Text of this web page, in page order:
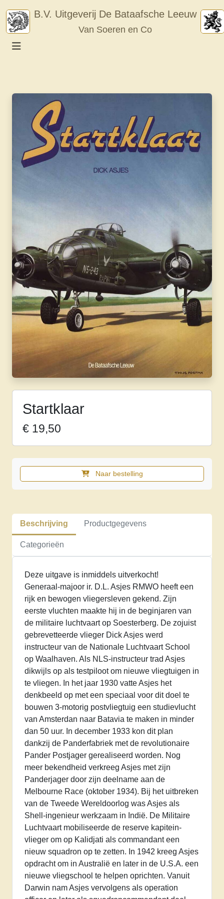
content
B.V. Uitgeverij De Bataafsche Leeuw
Van Soeren en Co
Startklaar
€ 19,50
Startklaar
aantal
Naar bestelling
Beschrijving Productgegevens
Categorieën
Deze uitgave is inmiddels uitverkocht!
Generaal-majoor ir. D.L. Asjes RMWO heeft een
rijk en bewogen vliegersleven gekend. Zijn
eerste vluchten maakte hij in de beginjaren van
de militaire luchtvaart op Soesterberg. De zojuist
gebrevetteerde vlieger Dick Asjes werd
instructeur van de Nationale Luchtvaart School
op Waalhaven. Als NLS-instructeur trad Asjes
dikwijls op als testpiloot om nieuwe vliegtuigen in
te vliegen. In het jaar 1930 vatte Asjes het
denkbeeld op met een speciaal voor dit doel te
bouwen 3-motorig postvliegtuig een studievlucht
van Amsterdan naar Batavia te maken in minder
dan 50 uur. In december 1933 kon dit plan
dankzij de Panderfabriek met de revolutionaire
Pander Postjager gerealiseerd worden. Nog
meer bekendheid verkreeg Asjes met zijn
Panderjager door zijn deelname aan de
Melbourne Race (oktober 1934). Bij het uitbreken
van de Tweede Wereldoorlog was Asjes als
Shell-ingenieur werkzaam in Indië. De Militaire
Luchtvaart mobiliseerde de reserve kapitein-
vlieger om op Kalidjati als commandant een
nieuw squadron op te zetten. In 1942 kreeg Asjes
opdracht om in Australië en later in de U.S.A. een
nieuwe vliegschool te helpen oprichten. Vanuit
Darwin nam Asjes vervolgens als operation